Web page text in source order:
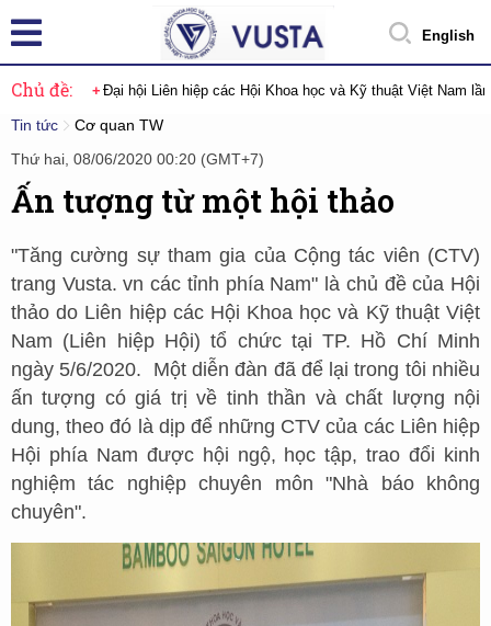
English
Chủ đề: Đại hội Liên hiệp các Hội Khoa học và Kỹ thuật Việt Nam
Tin tức
Cơ quan TW
Thứ hai, 08/06/2020 00:20 (GMT+7)
Ấn tượng từ một hội thảo
"Tăng cường sự tham gia của Cộng tác viên (CTV)
trang Vusta. vn các tỉnh phía Nam" là chủ đề của Hội
thảo do Liên hiệp các Hội Khoa học và Kỹ thuật Việt
Nam (Liên hiệp Hội) tổ chức tại TP. Hồ Chí Minh
ngày 5/6/2020. Một diễn đàn đã để lại trong tôi nhiều
ấn tượng có giá trị về tinh thần và chất lượng nội
dung, theo đó là dịp để những CTV của các Liên hiệp
Hội phía Nam được hội ngộ, học tập, trao đổi kinh
nghiệm tác nghiệp chuyên môn "Nhà báo không
chuyên".